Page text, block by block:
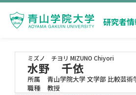
研究者
ミズノ チヨリ MIZUNO Chiyori
水野 千依
所属
青山学院大学 文学部 比較芸術
職種
教授